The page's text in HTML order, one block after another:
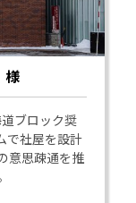
様
ブロック奨
で社屋を設計
意思疎通を推